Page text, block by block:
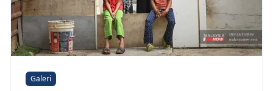
Galeri